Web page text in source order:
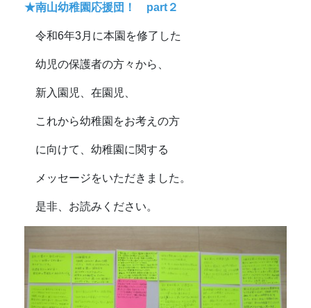
★南山幼稚園応援団！ part２
令和6年3月に本園を修了した
幼児の保護者の方々から、
新入園児、在園児、
これから幼稚園をお考えの方
に向けて、幼稚園に関する
メッセージをいただきました。
是非、お読みください。